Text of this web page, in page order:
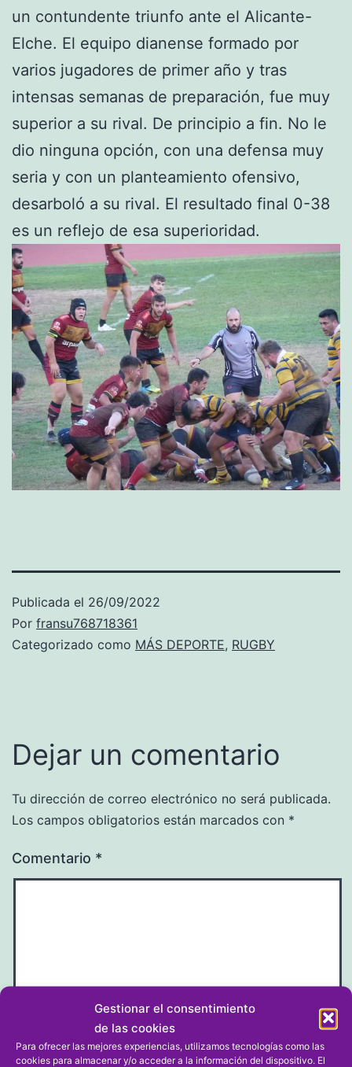
Gestionar el consentimiento
de las cookies
Para ofrecer las mejores experiencias, utilizamos tecnologías como las
cookies para almacenar y/o acceder a la información del dispositivo. El
un contundente triunfo ante el Alicante-
Elche. El equipo dianense formado por
varios jugadores de primer año y tras
intensas semanas de preparación, fue muy
superior a su rival. De principio a fin. No le
dio ninguna opción, con una defensa muy
seria y con un planteamiento ofensivo,
desarboló a su rival. El resultado final 0-38
es un reflejo de esa superioridad.
Publicada el 26/09/2022
Por fransu768718361
Categorizado como MÁS DEPORTE, RUGBY
Dejar un comentario
Tu dirección de correo electrónico no será publicada.
Los campos obligatorios están marcados con *
Comentario *
Nombre *